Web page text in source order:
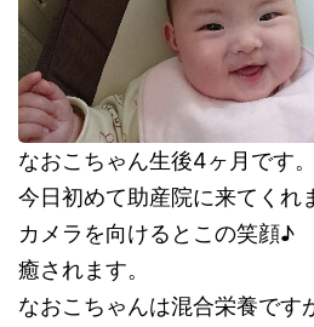
なおこちゃん生後4ヶ月です。
今日初めて助産院に来てくれ
カメラを向けるとこの笑顔♪
癒されます。
なおこちゃんは混合栄養です